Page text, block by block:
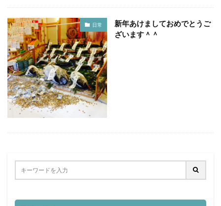
日常
新年あけましておめでとうご
ざいます＾＾